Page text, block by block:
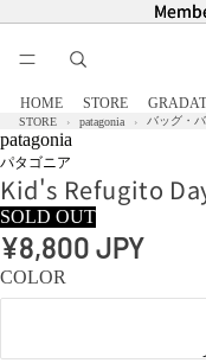
HOME STORE
STORE patagonia バッグ・
patagonia
パタゴニア
Kid's Refugito
SOLD OUT
¥8,800 JPY
COLOR